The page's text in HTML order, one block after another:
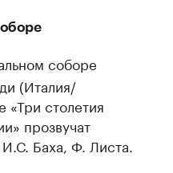
соборе
(Италия/
столетия
прозвучат
Баха, Ф. Листа.